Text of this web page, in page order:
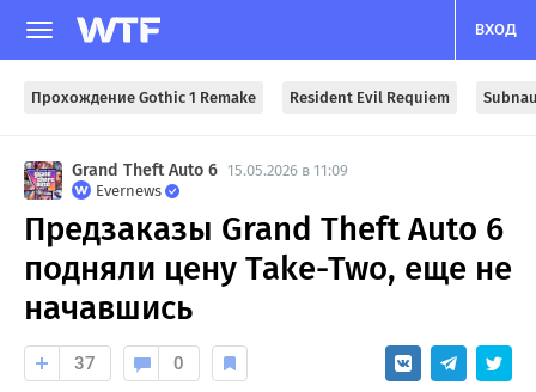
ВХОД
Прохождение Gothic 1 Remake Resident Evil Requiem
Grand Theft Auto 6 15.05.2026 в 11:09
Evernews
Предзаказы Grand Theft Auto 6
подняли цену Take-Two, еще не
начавшись
37 0